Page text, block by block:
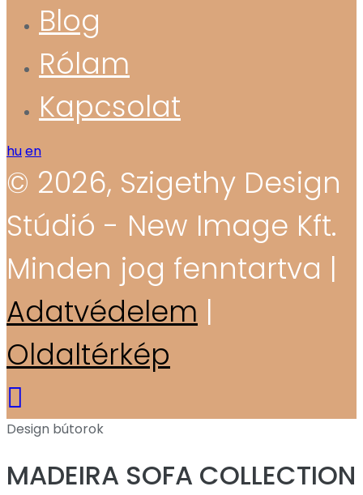
Blog
Rólam
Kapcsolat
huen
© 2026, Szigethy Design
Stúdió - New Image Kft.
Minden jog fenntartva |
Adatvédelem |
Oldaltérkép
Design bútorok
MADEIRA SOFA COLLECTION